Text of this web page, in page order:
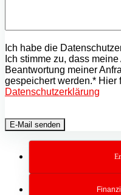
Ich habe die
Ich stimme zu, dass
Beantwortung meiner
gespeichert werden.* Hier
Datenschutzerklärung